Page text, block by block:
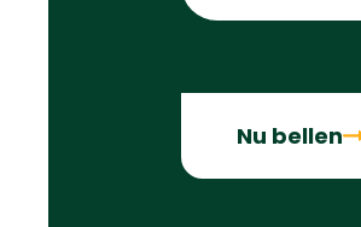
Nu bellen